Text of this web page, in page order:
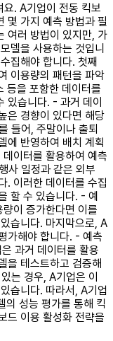
요. A기업이 전동 킥보
몇 가지 예측 방법과 필
여러 방법이 있지만, 가
델을 사용하는 것입니
집해야 합니다. 첫째
이용량의 패턴을 파악
등을 포함한 데이터를
있습니다. - 과거 데이
은 경향이 있다면 해당
들어, 주말이나 출퇴
에 반영하여 배치 계획
이터를 활용하여 예측
사 일정과 같은 외부
. 이러한 데이터를 수집
할 수 있습니다. - 예
이 증가한다면 이를
습니다. 마지막으로, A
가해야 합니다. - 예측
과거 데이터를 활용
을 테스트하고 검증해
는 경우, A기업은 이
습니다. 따라서, A기업
의 성능 평가를 통해 킥
드 이용 활성화 전략을